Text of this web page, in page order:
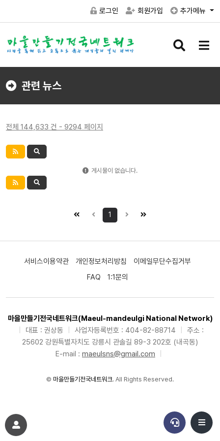
로그인 회원가입 추가메뉴
검
버
메
버
관련 뉴스
전체 144,633 건 - 9294 페이지
게시물이 없습니다.
1
서비스이용약관 개인정보처리방침
이메일무단수집거부
FAQ
1:1문의
마을만들기전국네트워크(Maeul-mandeulgi National Network)
대표 : 권상동 사업자등록번호 : 404-82-88714
주소 :
25602 강원특별자치도 강릉시 관솔길 89-3 202호 (내곡동)
E-mail : maeulsns@gmail.com
© 마을만들기전국네트워크. All Rights Reserved.